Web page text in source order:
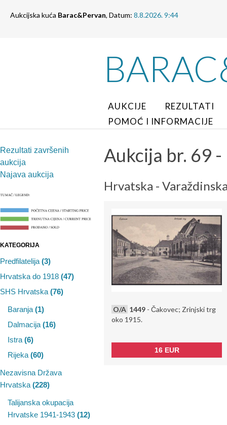
Aukcijska kuća Barac&Pervan, Datum: 8.8.2026. 9:44
AUKCIJE
REZULTATI
POMOĆ I INFORMACIJE
Rezultati završenih
aukcija
Najava aukcija
KATEGORIJA
Predfilatelija (3)
Hrvatska do 1918 (47)
SHS Hrvatska (76)
Baranja (1)
Dalmacija (16)
Istra (6)
Rijeka (60)
Nezavisna Država
Hrvatska (228)
Talijanska okupacija
Hrvatske 1941-1943 (12)
Aukcija br. 69
Hrvatska -
O/A 1449 - Čakovec; Zrinjski trg
oko 1915.
16 EUR